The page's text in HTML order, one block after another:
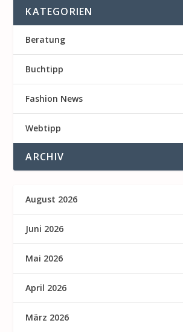
KATEGORIEN
Beratung
Buchtipp
Fashion News
Webtipp
ARCHIV
August 2026
Juni 2026
Mai 2026
April 2026
März 2026